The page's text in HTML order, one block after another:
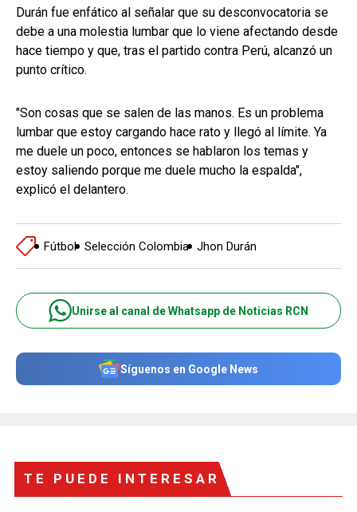
Durán fue enfático al señalar que su desconvocatoria se
debe a una molestia lumbar que lo viene afectando desde
hace tiempo y que, tras el partido contra Perú, alcanzó un
punto crítico.
"Son cosas que se salen de las manos. Es un problema
lumbar que estoy cargando hace rato y llegó al límite. Ya
me duele un poco, entonces se hablaron los temas y
estoy saliendo porque me duele mucho la espalda",
explicó el delantero.
Fútbol Selección Colombia Jhon Durán
Unirse al canal de Whatsapp de Noticias RCN
Síguenos en Google News
TE PUEDE INTERESAR